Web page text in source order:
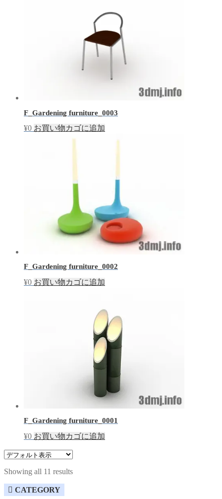
F_Gardening furniture_0003
¥0 お買い物カゴに追加
F_Gardening furniture_0002
¥0 お買い物カゴに追加
F_Gardening furniture_0001
¥0 お買い物カゴに追加
Showing all 11 results
CATEGORY